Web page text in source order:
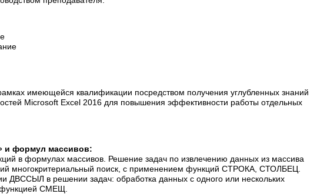
имеющейся квалификации посредством получения углубленных знаний
Microsoft Excel 2016 для повышения эффективности работы отдельных
и формул массивов:
в формулах массивов. Решение задач по извлечению данных из массива
многокритериальный поиск, с применением функций СТРОКА, СТОЛБЕЦ.
ДВССЫЛ в решении задач: обработка данных с одного или нескольких
функцией СМЕЩ.